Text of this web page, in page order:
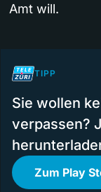
Amt will.
TIPP
Sie wollen
verpassen?
Zum Play